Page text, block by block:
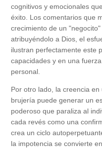
cognitivos y emocionales
éxito. Los comentarios que
crecimiento de un
atribuyéndolo a Dios, el
ilustran perfectamente este
capacidades y en una
personal.
Por otro lado, la creencia
brujería puede generar un
poderoso que paraliza al
cada revés como una
crea un ciclo
la impotencia se convierte